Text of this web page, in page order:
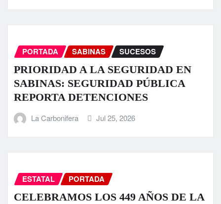
PORTADA SABINAS SUCESOS
PRIORIDAD A LA SEGURIDAD EN
SABINAS: SEGURIDAD PÚBLICA
REPORTA DETENCIONES
La Carbonifera Jul 25, 2026
ESTATAL PORTADA
CELEBRAMOS LOS 449 AÑOS DE LA